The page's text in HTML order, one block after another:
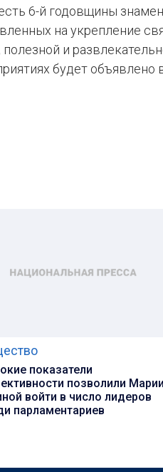
6-й годовщины
на укрепление
и
будет объявлено
показатели
позволили Марии
войти в число лидеров
парламентариев